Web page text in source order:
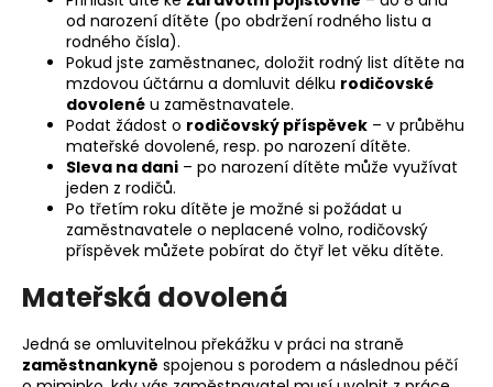
od narození dítěte (po obdržení rodného listu a
rodného čísla).
Pokud jste zaměstnanec, doložit rodný list dítěte na
mzdovou účtárnu a domluvit délku rodičovské
dovolené u zaměstnavatele.
Podat žádost o rodičovský příspěvek – v průběhu
mateřské dovolené, resp. po narození dítěte.
Sleva na dani – po narození dítěte může využívat
jeden z rodičů.
Po třetím roku dítěte je možné si požádat u
zaměstnavatele o neplacené volno, rodičovský
příspěvek můžete pobírat do čtyř let věku dítěte.
Mateřská dovolená
Jedná se omluvitelnou překážku v práci na straně
zaměstnankyně spojenou s porodem a následnou péčí
HLEDAT
o
o
r